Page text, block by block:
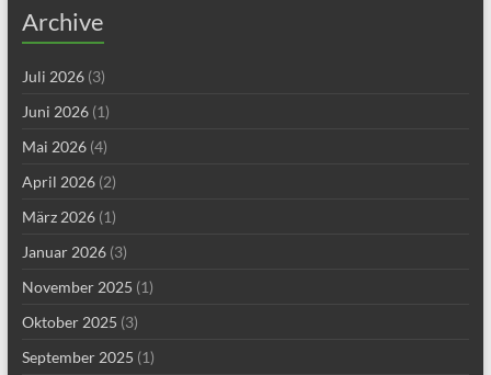
Archive
Juli 2026(3)
Juni 2026(1)
Mai 2026(4)
April 2026(2)
März 2026(1)
Januar 2026(3)
November 2025 (1)
Oktober 2025 (3)
September 2025 (1)